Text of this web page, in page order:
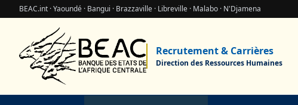
BEAC.int · Yaoundé · Bangui · Brazzaville · Libreville · Malabo · N'Djamena
Recrutement & Carrières
Direction des Ressources Humaines